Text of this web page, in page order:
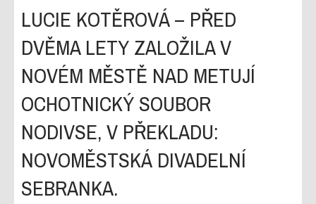
LUCIE KOTĚROVÁ – PŘED
DVĚMA LETY ZALOŽILA V
NOVÉM MĚSTĚ NAD METUJÍ
OCHOTNICKÝ SOUBOR
NODIVSE, V PŘEKLADU:
NOVOMĚSTSKÁ DIVADELNÍ
SEBRANKA.